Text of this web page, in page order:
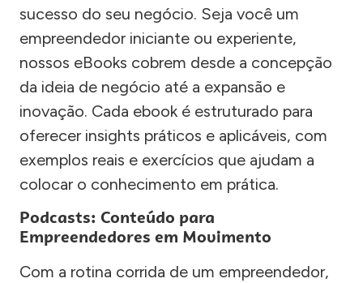
sucesso do seu negócio. Seja você um
empreendedor iniciante ou experiente,
nossos eBooks cobrem desde a concepção
da ideia de negócio até a expansão e
inovação. Cada ebook é estruturado para
oferecer insights práticos e aplicáveis, com
exemplos reais e exercícios que ajudam a
colocar o conhecimento em prática.
Podcasts: Conteúdo para
Empreendedores em Movimento
Com a rotina corrida de um empreendedor,